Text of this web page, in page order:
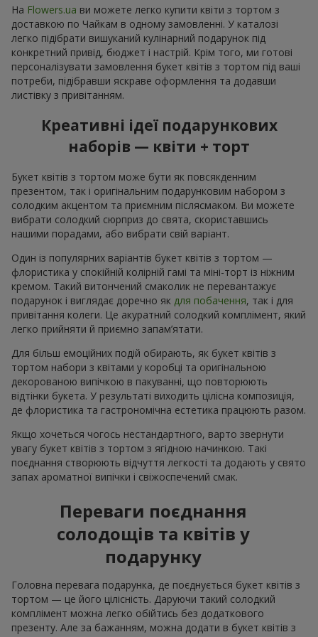
На Flowers.ua ви можете легко купити квіти з тортом з
доставкою по Чайкам в одному замовленні. У каталозі
легко підібрати вишуканий кулінарний подарунок під
конкретний привід, бюджет і настрій. Крім того, ми готові
персоналізувати замовлення букет квітів з тортом під ваші
потреби, підібравши яскраве оформлення та додавши
листівку з привітанням.
Креативні ідеї подарункових
наборів — квіти + торт
Букет квітів з тортом може бути як повсякденним
презентом, так і оригінальним подарунковим набором з
солодким акцентом та приємним післясмаком. Ви можете
вибрати солодкий сюрприз до свята, скориставшись
нашими порадами, або вибрати свій варіант.
Один із популярних варіантів букет квітів з тортом —
флористика у спокійній колірній гамі та міні-торт із ніжним
кремом. Такий витончений смаколик не перевантажує
подарунок і виглядає доречно як для побачення, так і для
привітання колеги. Це акуратний солодкий комплімент, який
легко прийняти й приємно запам’ятати.
Для більш емоційних подій обирають, як букет квітів з
тортом набори з квітами у коробці та оригінальною
декорованою випічкою в пакуванні, що повторюють
відтінки букета. У результаті виходить цілісна композиція,
де флористика та гастрономічна естетика працюють разом.
Якщо хочеться чогось нестандартного, варто звернути
увагу букет квітів з тортом з ягідною начинкою. Такі
поєднання створюють відчуття легкості та додають у свято
запах ароматної випічки і свіжоспечений смак.
Переваги поєднання
солодощів та квітів у
подарунку
Головна перевага подарунка, де поєднується букет квітів з
тортом — це його цілісність. Даруючи такий солодкий
комплімент можна легко обійтись без додаткового
презенту. Але за бажанням, можна додати в букет квітів з